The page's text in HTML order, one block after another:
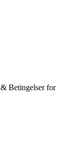
Betingelser for